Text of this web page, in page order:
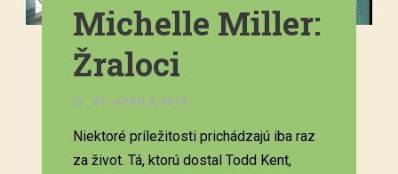
Michelle Miller:
Žraloci
26. APRÍLA 2016.
Niektoré príležitosti prichádzajú iba raz
za život. Tá, ktorú dostal Todd Kent,